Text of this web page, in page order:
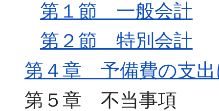
第１節 一般会計
第２節 特別会計
第４章 予備費の支出
第５章 不当事項